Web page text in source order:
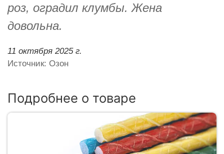
роз, оградил клумбы. Жена
довольна.
11 октября 2025 г.
Источник: Озон
Подробнее о товаре